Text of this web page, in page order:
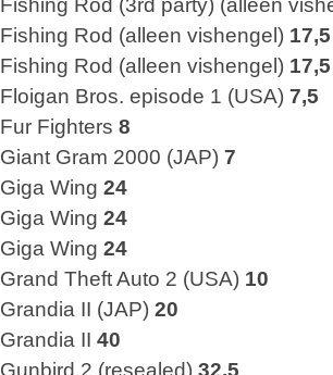
Fishing Rod (3rd party) (alleen
Fishing Rod (alleen vishengel) 17,5
Fishing Rod (alleen vishengel) 17,5
Floigan Bros. episode 1 (USA) 7,5
Fur Fighters 8
Giant Gram 2000 (JAP) 7
Giga Wing 24
Giga Wing 24
Giga Wing 24
Grand Theft Auto 2 (USA) 10
Grandia II (JAP) 20
Grandia II 40
Gunbird 2 (resealed) 32,5